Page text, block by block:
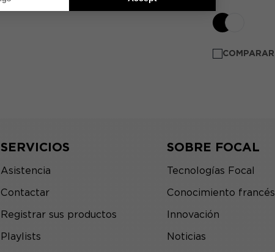
COMPARAR
SERVICIOS
Asistencia
Contactar
Registrar sus productos
Playlists
SOBRE FOCAL
Tecnologías Focal
Conocimiento francés
Innovación
Noticias